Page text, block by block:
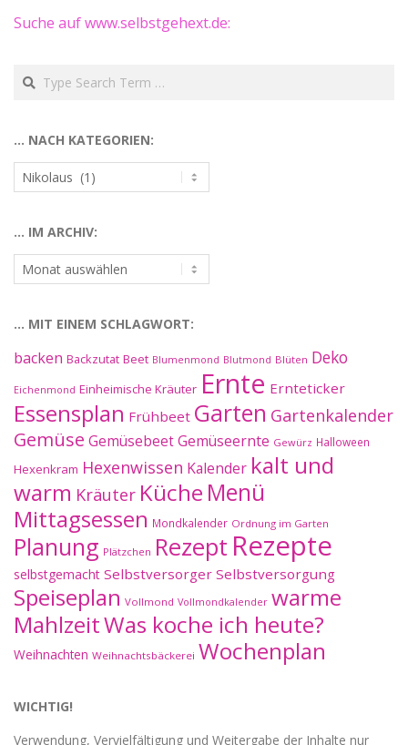
Suche auf www.selbstgehext.de:
Search
… NACH KATEGORIEN:
…
nach
… IM ARCHIV:
…
im
… MIT EINEM SCHLAGWORT:
backen Backzutat Beet Blumenmond Blutmond Blüten Deko
Eichenmond Einheimische Kräuter Ernte Ernteticker
Essensplan Frühbeet Garten Gartenkalender
Gemüse GemüsebeetGemüseernte Gewürz Halloween
Hexenkram Hexenwissen Kalender kalt und
warm Kräuter Küche Menü
Mittagsessen Mondkalender Ordnung im Garten
Planung Plätzchen Rezept Rezepte
selbstgemacht Selbstversorger Selbstversorgung
Speiseplan Vollmond Vollmondkalender warme
MahlzeitWas koche ich heute?
Weihnachten Weihnachtsbäckerei Wochenplan
WICHTIG!
Verwendung, Vervielfältigung und Weitergabe der Inhalte nur